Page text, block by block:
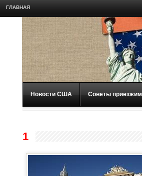
ГЛАВНАЯ
Новости США Советы приезжим
1